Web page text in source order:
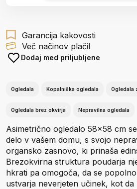
Garancija kakovosti
Več načinov plačil
Dodaj med priljubljene
Ogledala Kopalniška ogledala Ogledala
Ogledala brez okvirja Nepravilna ogledala
Asimetrično ogledalo 58x58 cm
delo v vašem domu, s svojo
organsko zasnovo, ki prinaša
Brezokvirna struktura poudarja
hkrati pa omogoča, da se
ustvarja neverjeten učinek, kot da